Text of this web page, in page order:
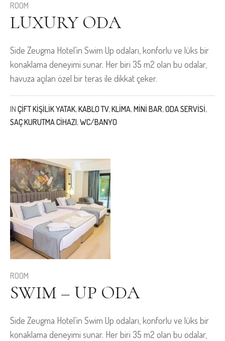
ROOM
LUXURY ODA
Side Zeugma Hotel’in Swim Up odaları, konforlu ve lüks bir
konaklama deneyimi sunar. Her biri 35 m2 olan bu odalar,
havuza açılan özel bir teras ile dikkat çeker.
IN ÇIFT KIŞILIK YATAK,KABLO TV,KLIMA,MINI BAR,ODA SERVISI,
SAÇ KURUTMA CIHAZI,WC/BANYO
ROOM
SWIM – UP ODA
Side Zeugma Hotel’in Swim Up odaları, konforlu ve lüks bir
konaklama deneyimi sunar. Her biri 35 m2 olan bu odalar,